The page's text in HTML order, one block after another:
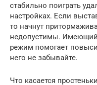
стабильно поиграть
настройках. Если
то начнут
недопустимы.
режим помогает
него не забывайте.
Что касается